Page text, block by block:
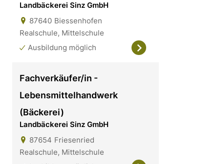
Landbäckerei Sinz GmbH
87640 Biessenhofen
Realschule, Mittelschule
Ausbildung möglich
Fachverkäufer/in -
Lebensmittelhandwerk
(Bäckerei)
Landbäckerei Sinz GmbH
87654 Friesenried
Realschule, Mittelschule